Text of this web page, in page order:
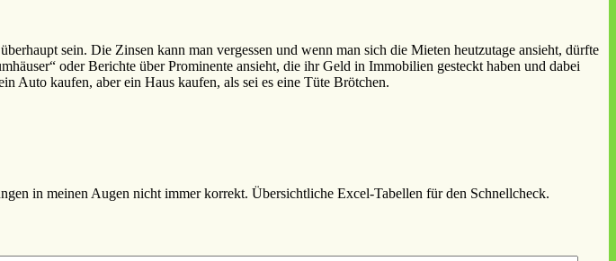
sein. Die Zinsen kann man vergessen und wenn man sich die Mieten heutzutage ansieht, dürfte
oder Berichte über Prominente ansieht, die ihr Geld in Immobilien gesteckt haben und dabei
Auto kaufen, aber ein Haus kaufen, als sei es eine Tüte Brötchen.
in meinen Augen nicht immer korrekt. Übersichtliche Excel-Tabellen für den Schnellcheck.